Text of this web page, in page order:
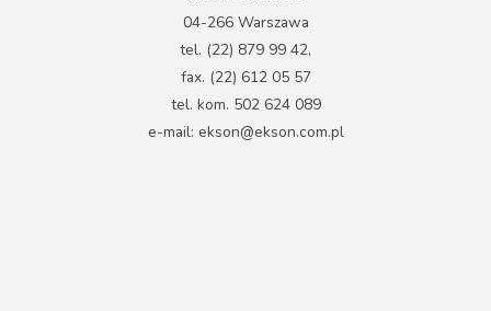
04-266 Warszawa
tel. (22) 879 99 42,
fax. (22) 612 05 57
tel. kom. 502 624 089
e-mail: ekson@ekson.com.pl